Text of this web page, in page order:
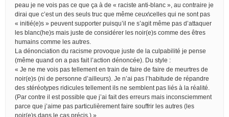
peau je ne vois pas ce que ça à de « raciste anti-blanc », au contraire je
dirai que c’est un des seuls truc que même ceux\celles qui ne sont pas
« initié(e)s » peuvent supporter puisqu’il ne s’agit même pas d’attaquer
les blanc(he)s mais juste de considérer les noir(e)s comme des êtres
humains comme les autres.
La dénonciation du racisme provoque juste de la culpabilité je pense
(même quand on a pas fait l’action dénoncée). Du style :
« Je ne me vois pas tellement en train de faire de faire de meurtres de
noir(e)s (ni de personne d’ailleurs). Je n’ai pas l’habitude de répandre
des stéréotypes ridicules tellement ils ne semblent pas liés à la réalité.
(Par contre il est possible que j’ai fait des erreurs mais inconsciemment
parce que j’aime pas particulièrement faire souffrir les autres (les
noir(e)s dans le cas précis.) »